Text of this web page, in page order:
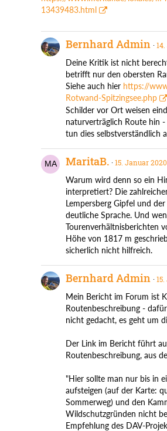
13439483.html
Bernhard Admin
Deine Kritik ist nicht
betrifft nur den obersten
Siehe auch hier https://
Rotwand-Spitzingsee.php
Schilder vor Ort weisen
naturverträglich Route hin
tun dies selbstverständlich
MaritaB. 15. Januar 2020
Warum wird denn so ein
interpretiert? Die
Lempersberg Gipfel und
deutliche Sprache. Und
Tourenverhältnisberichten
Höhe von 1817 m
sicherlich nicht hilfreich.
Bernhard Admin
Mein Bericht im Forum ist
Routenbeschreibung -
nicht gedacht, es geht um
Der Link im Bericht führt
Routenbeschreibung, aus
"Hier sollte man nur bis in
aufsteigen (auf der Karte:
Sommerweg) und den
Wildschutzgründen nicht
Empfehlung des DAV-